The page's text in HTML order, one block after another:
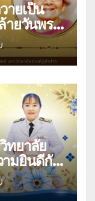
ายเป็น
ายวันพระ
รินทราบ
ลแห่งชาติ
ทยาลัย
รับ
ยาภรณ์